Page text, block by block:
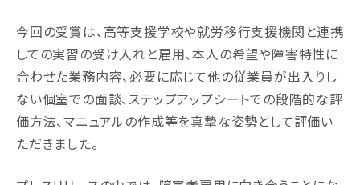
今回の受賞は、高等支援学校や就労移行支援機関と連携
しての実習の受け入れと雇用、本人の希望や障害特性に
合わせた業務内容、必要に応じて他の従業員が出入りし
ない個室での面談、ステップアップシートでの段階的な評
価方法、マニュアルの作成等を真摯な姿勢として評価い
ただきました。